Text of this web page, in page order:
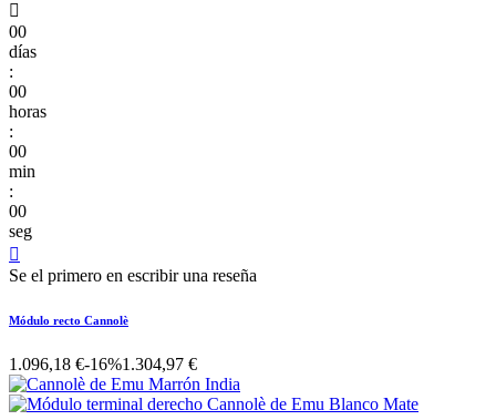

00
días
:
00
horas
:
00
min
:
00
seg

Se el primero en escribir una reseña
Módulo recto Cannolè
1.096,18 €-16%1.304,97 €